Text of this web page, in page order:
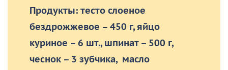
Продукты: тесто слоеное
бездрожжевое – 450 г, яйцо
куриное – 6 шт., шпинат – 500 г,
чеснок – 3 зубчика, масло